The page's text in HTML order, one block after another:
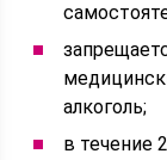
алкоголь;
в течение